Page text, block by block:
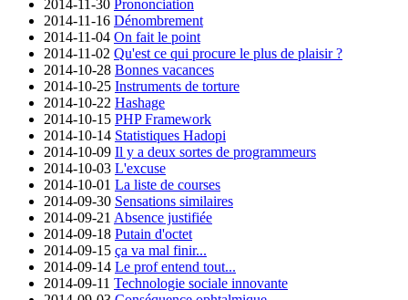
2014-11-30 Prononciation
2014-11-16 Dénombrement
2014-11-04 On fait le point
2014-11-02 Qu'est ce qui procure le plus de plaisir ?
2014-10-28 Bonnes vacances
2014-10-25 Instruments de torture
2014-10-22 Hashage
2014-10-15 PHP Framework
2014-10-14 Statistiques Hadopi
2014-10-09 Il y a deux sortes de programmeurs
2014-10-03 L'excuse
2014-10-01 La liste de courses
2014-09-30 Sensations similaires
2014-09-21 Absence justifiée
2014-09-18 Putain d'octet
2014-09-15 ça va mal finir...
2014-09-14 Le prof entend tout...
2014-09-11 Technologie sociale innovante